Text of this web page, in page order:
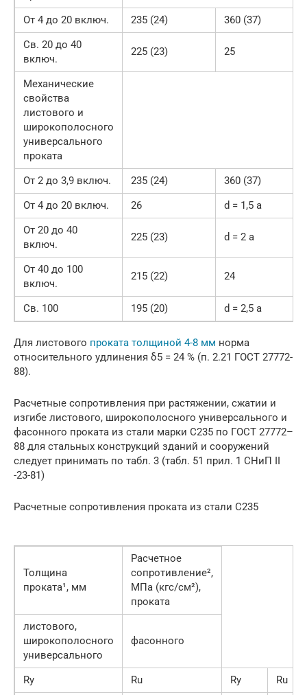
От 4 до 20 включ.
235 (24)
360 (37)
Св. 20 до 40
включ.
225 (23) 25
Механические
свойства
листового и
широкополосного
универсального
проката
От 2 до 3,9 включ.
235 (24)
360 (37)
От 4 до 20 включ.
26
d = 1,5 a
От 20 до 40
включ.
225 (23) d = 2 a
От 40 до 100
включ.
215 (22) 24
Св. 100 195 (20) d = 2,5 a
Для листового проката толщиной 4-8 мм норма
относительного удлинения δ5 = 24 % (п. 2.21 ГОСТ 27772-
88).
Расчетные сопротивления при растяжении, сжатии и
изгибе листового, широкополосного универсального и
фасонного проката из стали марки С235 по ГОСТ 27772–
88 для стальных конструкций зданий и сооружений
следует принимать по табл. 3 (табл. 51 прил. 1 СНиП II
-23-81)
Расчетные сопротивления проката из стали С235
Толщина
проката¹, мм
Расчетное
сопротивление²,
МПа (кгс/см²),
проката
листового,
широкополосного
универсального
фасонного
Ry Ru Ry Ru